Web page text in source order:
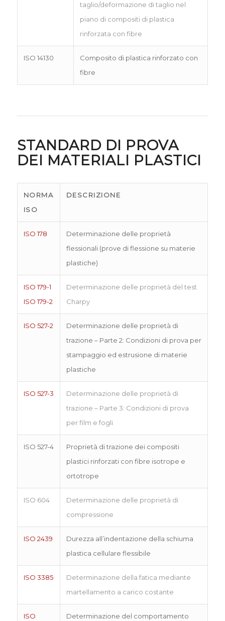
taglio/deformazione di taglio nel
piano di compositi di plastica
rinforzata con fibre
ISO 14130
Composito di plastica rinforzato con
fibre
STANDARD DI PROVA
DEI MATERIALI PLASTICI
NORMA
ISO
DESCRIZIONE
ISO 178
Determinazione delle proprietà
flessionali (prove di flessione su materie
plastiche)
ISO 179-1
ISO 179-2
Determinazione delle proprietà del test
Charpy
ISO 527-2
Determinazione delle proprietà di
trazione – Parte 2: Condizioni di prova per
stampaggio ed estrusione di materie
plastiche
ISO 527-3
Determinazione delle proprietà di
trazione – Parte 3: Condizioni di prova
per film e fogli
ISO 527-4
Proprietà di trazione dei compositi
plastici rinforzati con fibre isotrope e
ortotrope
ISO 604
Determinazione delle proprietà di
compressione
ISO 2439
Durezza all’indentazione della schiuma
plastica cellulare flessibile
ISO 3385
Determinazione della fatica mediante
martellamento a carico costante
ISO
Determinazione del comportamento